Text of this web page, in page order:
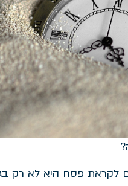
פסח היא לא רק